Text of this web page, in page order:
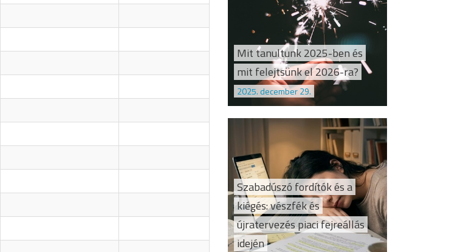
Mit tanultunk 2025-ben és
mit felejtsünk el 2026-ra?
2025. december 29.
Szabadúszó fordítók és a
kiégés: vészfék és
újratervezés piaci fejreállás
idején